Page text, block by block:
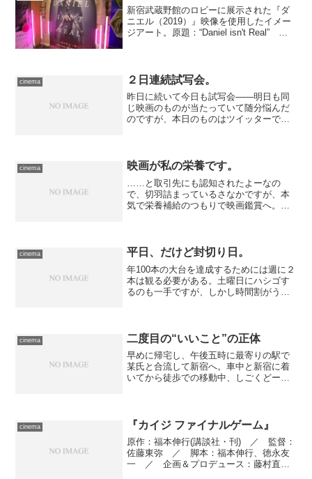
新宿武蔵野館のロビーに展示された『ダ
ニエル（2019）』映像を使用したイメー
ジアート。原題：“Daniel isn't Real”
ア...
cinema ２日連続試写会。
昨日に続いて今日も試写会――明日も同
じ映画のものが当たっていて随分悩んだ
のですが、本日のものはツイッターでこ
申し訳なかったので、今...
cinema 映画が私の栄養です。
……と取引先にも認知されたよーなの
で、切羽詰まっているさなかですが、本
気で栄養補給のつもりで映画鑑賞へ。バ
マ豊洲へ、しかし今日は電車...
cinema 平日、だけど封切り日。
年100本の大台を達成するためには週に２
本は観る必要がある。土曜日にハシゴす
るのも一手ですが、しかし時間割がうま
救い。 ともあれ、金...
cinema 二度目の“いいこと”の正体
早めに帰宅し、午後五時に最寄りの駅で
某氏と合流して新宿へ。車中と新宿に着
いてから徒歩での移動中、しごくどーで
いこと”の正体はこれ。W...
cinema 『カイジ ファイナルゲーム』
原作：福本伸行(講談社・刊) ／ 監督：
佐藤東弥 ／ 脚本：福本伸行、徳永友
一 ／ 企画＆プロデュース：藤村直